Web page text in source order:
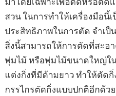
สวน ในการทำให้เครื่องมือนี้
ประสิทธิภาพในการตัด จำเป็
สิ่งนี้สามารถให้การตัดที่สะอ
พุ่มไม้ หรือพุ่มไม้ขนาดใหญ่ใ
แต่งกิ่งที่มีด้ามยาว ทำให้ตัดกิ่
กรรไกรตัดกิ่งแบบปกติอีกด้วย